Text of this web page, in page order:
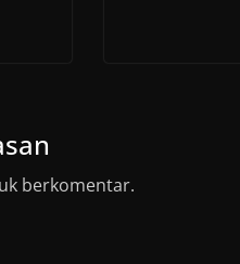
berkomentar.